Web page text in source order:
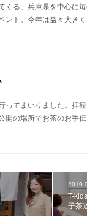
くる」兵庫県を中心に
ント。今年は益々大き
ってまいりました。拝
開の場所でお茶のお手
T-
子茶